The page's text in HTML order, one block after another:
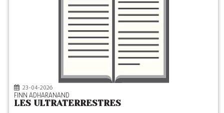
23-04-2026
FINN ADHARANAND
LES ULTRATERRESTRES